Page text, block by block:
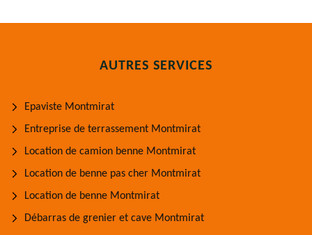
AUTRES SERVICES
Epaviste Montmirat
Entreprise de terrassement Montmirat
Location de camion benne Montmirat
Location de benne pas cher Montmirat
Location de benne Montmirat
Débarras de grenier et cave Montmirat